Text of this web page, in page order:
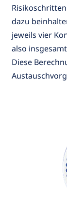
dazu
jeweils vier
also
Diese